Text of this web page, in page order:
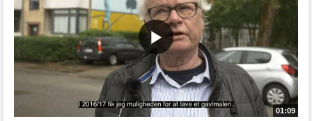
01:09